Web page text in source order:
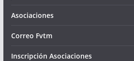
Asociaciones
Correo Fvtm
Inscripción Asociaciones